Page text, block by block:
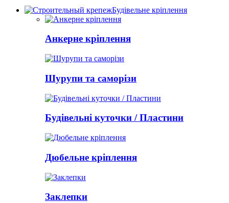
Будівельне кріплення
Анкерне кріплення
Шурупи та саморізи
Будівельні куточки / Пластини
Дюбельне кріплення
Заклепки